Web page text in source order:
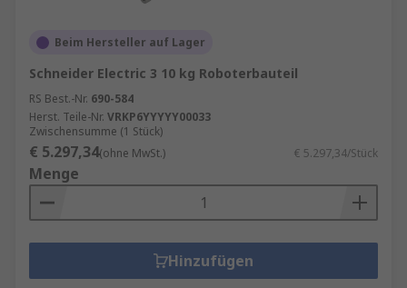
Beim Hersteller auf Lager
Schneider Electric 3 10 kg Roboterbauteil
RS Best.-Nr. 690-584
Herst. Teile-Nr. VRKP6YYYYY00033
Zwischensumme (1 Stück)
€ 5.297,34(ohne MwSt.) € 5.297,34/Stück
Menge
Hinzufügen